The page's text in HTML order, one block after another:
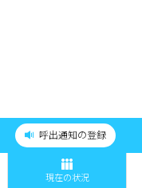
呼出通知の登録
現在の状況